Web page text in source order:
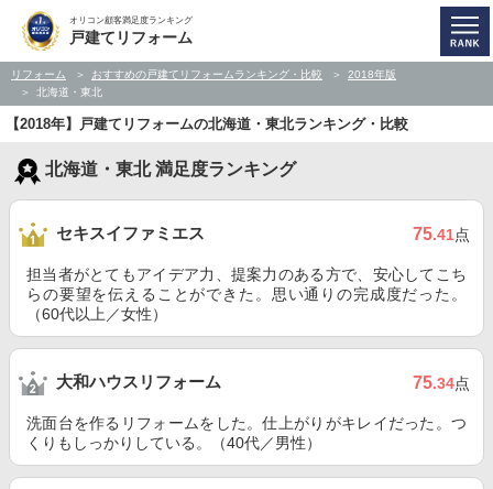
オリコン顧客満足度ランキング
戸建てリフォーム
リフォーム おすすめの戸建てリフォームランキング・比較
2018年版
北海道・東北
【2018年】戸建てリフォームの北海道・東北ランキング・比較
北海道・東北 満足度ランキング
セキスイファミエス 75.41点
担当者がとてもアイデア力、提案力のある方で、安心してこち
らの要望を伝えることができた。思い通りの完成度だった。
（60代以上／女性）
大和ハウスリフォーム 75.34点
洗面台を作るリフォームをした。仕上がりがキレイだった。つ
くりもしっかりしている。（40代／男性）